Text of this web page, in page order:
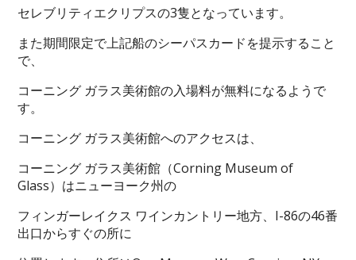
セレブリティエクリプスの3隻となっています。
また期間限定で上記船のシーパスカードを提示すること
で、
コーニング ガラス美術館の入場料が無料になるようで
す。
コーニング ガラス美術館へのアクセスは、
コーニング ガラス美術館（Corning Museum of
Glass）はニューヨーク州の
フィンガーレイクス ワインカントリー地方、I-86の46番
出口からすぐの所に